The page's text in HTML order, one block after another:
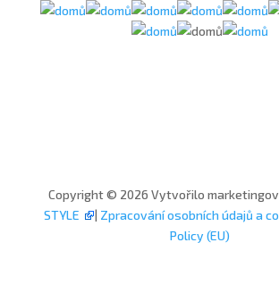
Copyright © 2026 Vytvořilo
STYLE
| Zpracování osobních údajů a
Policy (EU)